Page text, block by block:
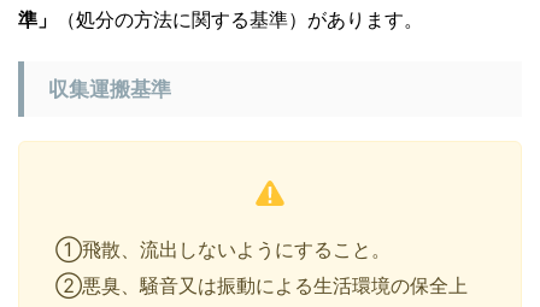
準」
（処分の方法に関する基準）があります。
収集運搬基準
①飛散、流出しないようにすること。
②悪臭、騒音又は振動による生活環境の保全上